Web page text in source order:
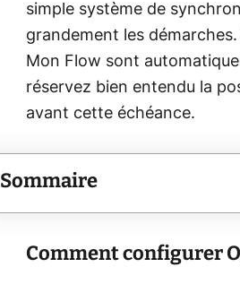
simple système de
grandement les
Mon Flow sont
réservez bien entendu la
avant cette échéance.
Sommaire
Comment configurer